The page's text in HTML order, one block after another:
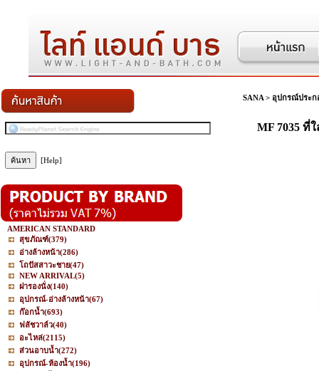
[Help]
AMERICAN STANDARD
สุขภัณฑ์(379)
อ่างล้างหน้า(286)
โถปัสสาวะชาย(47)
NEW ARRIVAL(5)
ฝารองนั่ง(140)
อุปกรณ์-อ่างล้างหน้า(67)
ก๊อกน้ำ(693)
ฟลัชวาล์ว(40)
อะไหล่(2115)
ส่วนอาบน้ำ(272)
อุปกรณ์-ห้องน้ำ(196)
SANA > อุปกรณ์ประก
MF 7035 ที่